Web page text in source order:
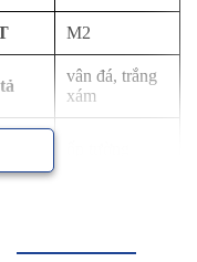
M2
vân đá, trắng
xám